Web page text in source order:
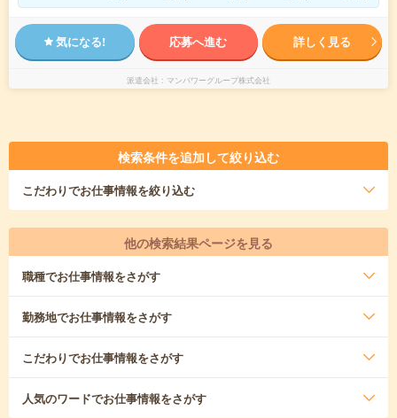
気になる! 応募へ進む 詳しく見る
派遣会社 マンパワーグループ株式会社
検索条件を追加して絞り込む
こだわりでお仕事情報を絞り込む
他の検索結果ページを見る
職種でお仕事情報をさがす
勤務地でお仕事情報をさがす
こだわりでお仕事情報をさがす
人気のワードでお仕事情報をさがす